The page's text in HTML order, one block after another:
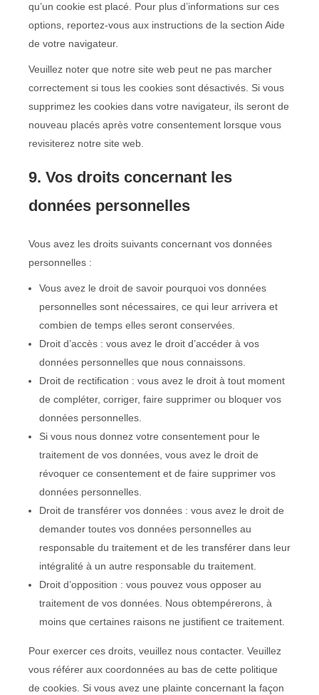
qu’un cookie est placé. Pour plus d’informations sur ces
options, reportez-vous aux instructions de la section Aide
de votre navigateur.
Veuillez noter que notre site web peut ne pas marcher
correctement si tous les cookies sont désactivés. Si vous
supprimez les cookies dans votre navigateur, ils seront de
nouveau placés après votre consentement lorsque vous
revisiterez notre site web.
9. Vos droits concernant les
données personnelles
Vous avez les droits suivants concernant vos données
personnelles :
Vous avez le droit de savoir pourquoi vos données
personnelles sont nécessaires, ce qui leur arrivera et
combien de temps elles seront conservées.
Droit d’accès : vous avez le droit d’accéder à vos
données personnelles que nous connaissons.
Droit de rectification : vous avez le droit à tout moment
de compléter, corriger, faire supprimer ou bloquer vos
données personnelles.
Si vous nous donnez votre consentement pour le
traitement de vos données, vous avez le droit de
révoquer ce consentement et de faire supprimer vos
données personnelles.
Droit de transférer vos données : vous avez le droit de
demander toutes vos données personnelles au
responsable du traitement et de les transférer dans leur
intégralité à un autre responsable du traitement.
Droit d’opposition : vous pouvez vous opposer au
traitement de vos données. Nous obtempérerons, à
moins que certaines raisons ne justifient ce traitement.
Pour exercer ces droits, veuillez nous contacter. Veuillez
vous référer aux coordonnées au bas de cette politique
de cookies. Si vous avez une plainte concernant la façon